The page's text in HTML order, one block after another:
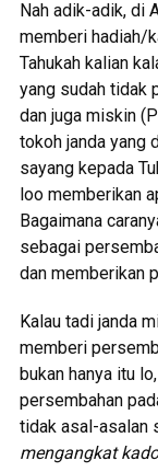
Nah adik-adik, di
memberi hadiah/
Tahukah kalian
yang sudah tidak
dan juga miskin
tokoh janda yang
sayang kepada
loo memberikan
Bagaimana
sebagai
dan memberikan
Kalau tadi janda
memberi
bukan hanya itu
persembahan
tidak asal-asalan
mengangkat